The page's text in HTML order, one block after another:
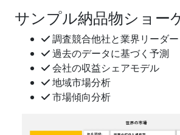
サンプル納品物ショー
調査競合他社と業界リーダー
過去のデータに基づく予測
会社の収益シェアモデル
地域市場分析
市場傾向分析